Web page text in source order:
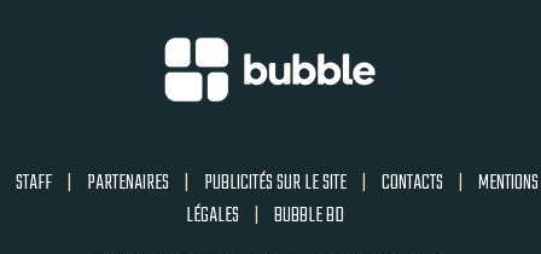
STAFF | PARTENAIRES | PUBLICITÉS SUR LE SITE | CONTACTS | MENTIONS
LÉGALES | BUBBLE BD